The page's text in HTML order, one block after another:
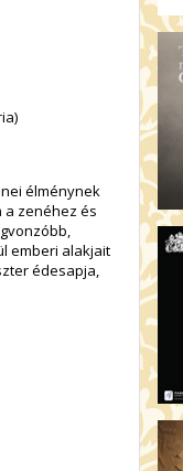
élménynek
a zenéhez és
emberi alakjait
édesapja,